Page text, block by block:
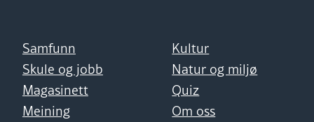
Samfunn
Kultur
Skule og jobb
Natur og miljø
Magasinett
Quiz
Meining
Om oss